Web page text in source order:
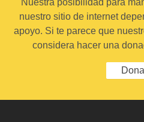
Nuestra posibilidad para
nuestro sitio de internet
apoyo. Si te parece que
considera hacer una